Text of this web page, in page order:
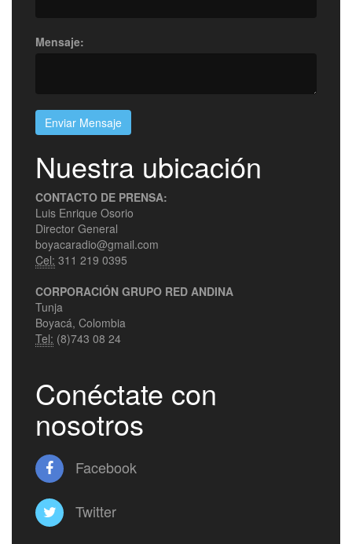
Mensaje:
Enviar Mensaje
Nuestra ubicación
CONTACTO DE PRENSA:
Luis Enrique Osorio
Director General
boyacaradio@gmail.com
Cel: 311 219 0395
CORPORACIÓN GRUPO RED ANDINA
Tunja
Boyacá, Colombia
Tel: (8)743 08 24
Conéctate con
nosotros
Facebook
Twitter